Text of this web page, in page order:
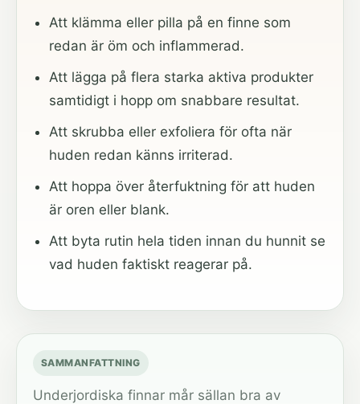
Att klämma eller pilla på en finne som
redan är öm och inflammerad.
Att lägga på flera starka aktiva produkter
samtidigt i hopp om snabbare resultat.
Att skrubba eller exfoliera för ofta när
huden redan känns irriterad.
Att hoppa över återfuktning för att huden
är oren eller blank.
Att byta rutin hela tiden innan du hunnit se
vad huden faktiskt reagerar på.
SAMMANFATTNING
Underjordiska finnar mår sällan bra av